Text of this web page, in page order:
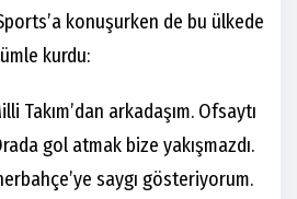
konuşurken de bu ülkede
kurdu:
Takım’dan arkadaşım. Ofsaytı
gol atmak bize yakışmazdı.
saygı gösteriyorum.